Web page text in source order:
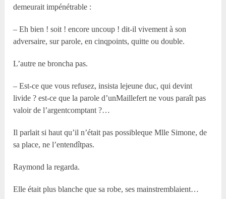
demeurait impénétrable :
– Eh bien ! soit ! encore uncoup ! dit-il vivement à son
adversaire, sur parole, en cinqpoints, quitte ou double.
L’autre ne broncha pas.
– Est-ce que vous refusez, insista lejeune duc, qui devint
livide ? est-ce que la parole d’unMaillefert ne vous paraît pas
valoir de l’argentcomptant ?…
Il parlait si haut qu’il n’était pas possibleque Mlle Simone, de
sa place, ne l’entendîtpas.
Raymond la regarda.
Elle était plus blanche que sa robe, ses mainstremblaient…